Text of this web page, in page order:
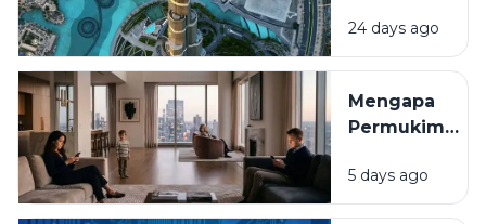
Mengapa
Kota-Kota
Membangun
ke Atas?
24 days ago
Mengapa
Permukiman
Terus
Berubah
5 days ago